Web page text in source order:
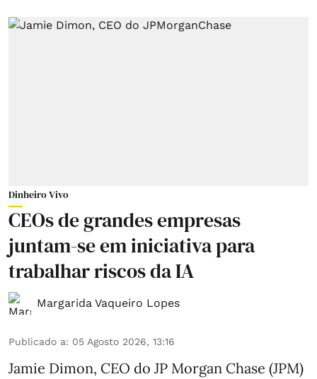
Dinheiro Vivo
CEOs de grandes empresas
juntam-se em iniciativa para
trabalhar riscos da IA
Margarida Vaqueiro Lopes
Publicado a: 05 Agosto 2026, 13:16
Jamie Dimon, CEO do JP Morgan Chase (JPM)